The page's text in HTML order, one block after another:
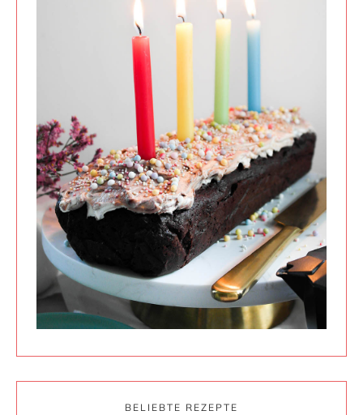
BELIEBTE REZEPTE